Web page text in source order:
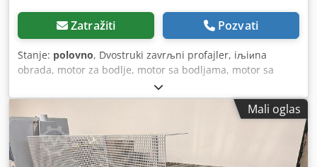
Zatražiti Pozvati
Stanje: polovno, Dvostruki zavrљni profajler, iљiиna
obrada, motor za bodlje, motor sa bodljama, motor sa
vrmotanjem, mlin motor. Credpfjb A Tcxsx Aizef Snaga: 0,4
kW 11300 obrtaja na 200 Hz -Napon: 133 volte -Okno za
nabavku: Ø 20 mm -Alat: mm Dimenzije: 250/80/H170 mm -
Težina: 4,7 kg
Mali oglas